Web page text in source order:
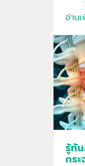
อ่าน
รู้ทั
กร